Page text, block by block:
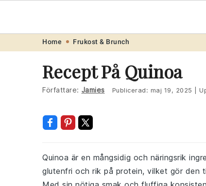
navigation
content
Recept
Home Frukost & Brunch
Recept På Quinoa
Författare: Jamies Publicerad: maj 19, 2025
Quinoa är en mångsidig och näringsrik
glutenfri och rik på protein, vilket gör